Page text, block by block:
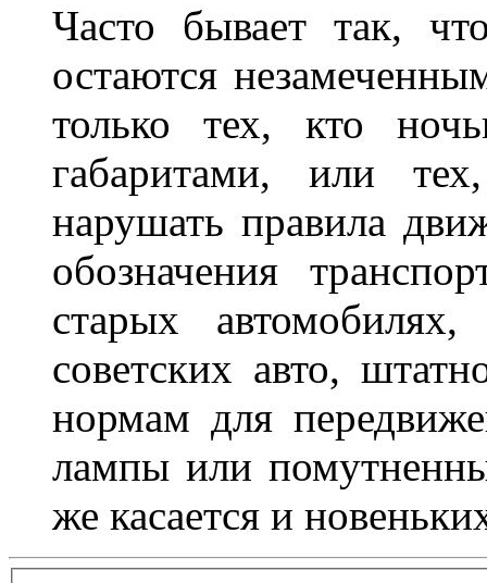
Часто бывает так,
остаются
только тех, кто
габаритами, или
нарушать правила
обозначения
старых
советских авто,
нормам для
лампы или
же касается и